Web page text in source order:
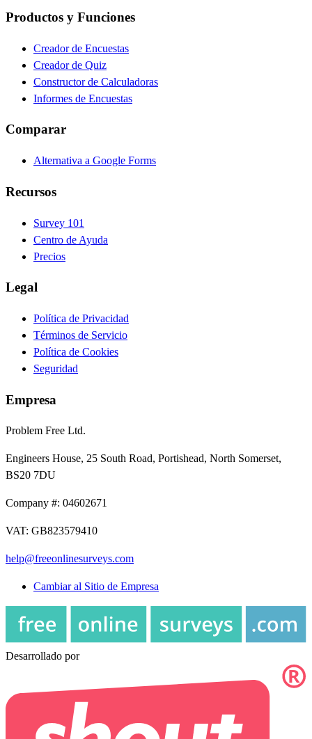
Productos y Funciones
Creador de Encuestas
Creador de Quiz
Constructor de Calculadoras
Informes de Encuestas
Comparar
Alternativa a Google Forms
Recursos
Survey 101
Centro de Ayuda
Precios
Legal
Política de Privacidad
Términos de Servicio
Política de Cookies
Seguridad
Empresa
Problem Free Ltd.
Engineers House, 25 South Road, Portishead, North Somerset,
BS20 7DU
Company #: 04602671
VAT: GB823579410
help@freeonlinesurveys.com
Cambiar al Sitio de Empresa
Desarrollado por